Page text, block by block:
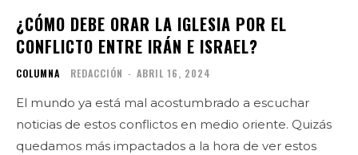
¿CÓMO DEBE ORAR LA IGLESIA POR EL
CONFLICTO ENTRE IRÁN E ISRAEL?
COLUMNA REDACCIÓN - ABRIL 16, 2024
El mundo ya está mal acostumbrado a escuchar
noticias de estos conflictos en medio oriente. Quizás
quedamos más impactados a la hora de ver estos